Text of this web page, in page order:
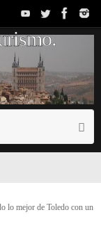
lo mejor de Toledo con un